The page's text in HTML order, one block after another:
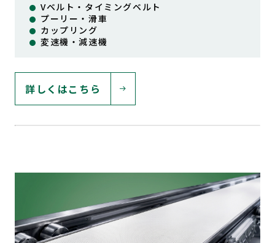
Vベルト・タイミングベルト
プーリー・滑車
カップリング
変速機・減速機
詳しくはこちら